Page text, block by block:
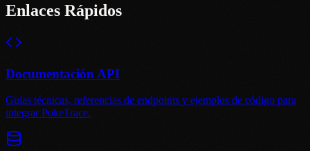
Enlaces Rápidos
Documentación API
Guías técnicas, referencias de endpoints y ejemplos de código para
integrar PokeTrace.